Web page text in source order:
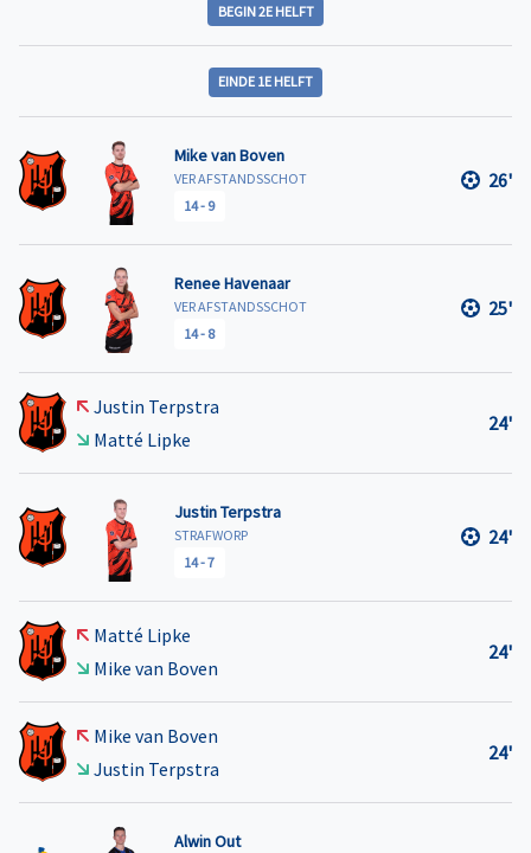
BEGIN 2E HELFT
EINDE 1E HELFT
Mike van Boven
VER AFSTANDSSCHOT
14- 9
26'
Renee Havenaar
VER AFSTANDSSCHOT
14- 8
25'
Justin Terpstra
Matté Lipke
24'
Justin Terpstra
STRAFWORP
14-7
24'
Matté Lipke
Mike van Boven
24'
Mike van Boven
Justin Terpstra
24'
Alwin Out